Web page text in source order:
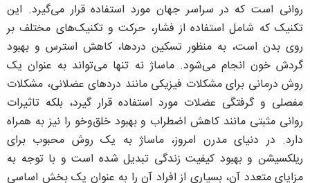
روانی است که در سراسر جهان مورد استفاده قرار می‌گیرد. این
تکنیک که شامل استفاده از فشار، حرکت و تکنیک‌های مختلف بر
روی بدن است، به منظور تسکین دردها، کاهش استرس و بهبود
گردش خون انجام می‌شود. ماساژ نه تنها می‌تواند به عنوان یک
روش درمانی برای مشکلات فیزیکی مانند دردهای عضلانی، مشکلات
مفصلی و گرفتگی عضلات مورد استفاده قرار گیرد، بلکه تاثیرات
روانی مثبتی مانند کاهش اضطراب و بهبود خلق‌وخو را نیز به همراه
دارد. در دنیای مدرن امروز، ماساژ به یک روش محبوب برای
ریلکسیشن و بهبود کیفیت زندگی تبدیل شده است و با توجه به
مزایای متعدد آن، بسیاری از افراد آن را به عنوان یک بخش اساسی